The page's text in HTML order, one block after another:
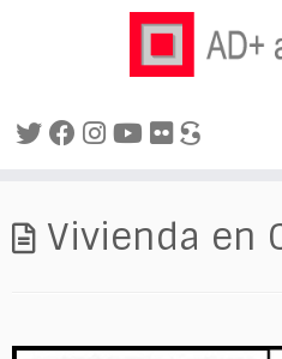
contenidoVivienda en